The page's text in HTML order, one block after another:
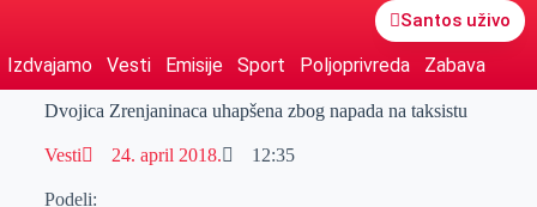
Santos uživo
Izdvajamo Vesti Emisije Sport Poljoprivreda Zabava
Dvojica Zrenjaninaca uhapšena zbog napada na taksistu
Vesti 24. april 2018. 12:35
Podeli: